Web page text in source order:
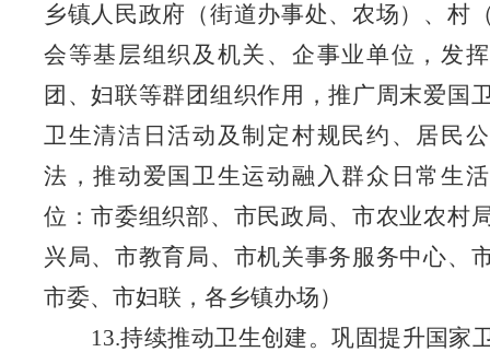
乡镇人民政府（街道办事处、农场）、村
会等基层组织及机关、企事业单位，发
团、妇联等群团组织作用，推广周末爱国
卫生清洁日活动及制定村规民约、居民
法，推动爱国卫生运动融入群众日常生
位：市委组织部、市民政局、市农业农村
兴局、市教育局、市机关事务服务中心、
市委、市妇联 ， 各乡镇办场）
13.持续推动卫生创建。巩固提升国家